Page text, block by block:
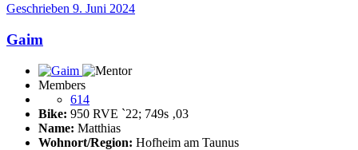
Geschrieben 9. Juni 2024
Gaim
Members
614
Bike: 950 RVE ˋ22; 749s ‚03
Name: Matthias
Wohnort/Region: Hofheim am Taunus